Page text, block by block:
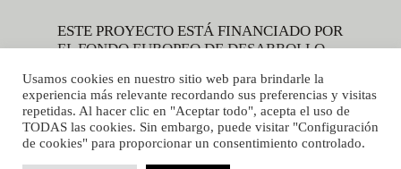
ESTE PROYECTO ESTÁ FINANCIADO POR
EL FONDO EUROPEO DE DESARROLLO
Aviso legal|Política de privacidad
Usamos cookies en nuestro sitio web para brindarle la
experiencia más relevante recordando sus preferencias y visitas
repetidas. Al hacer clic en "Aceptar todo", acepta el uso de
TODAS las cookies. Sin embargo, puede visitar "Configuración
de cookies" para proporcionar un consentimiento controlado.